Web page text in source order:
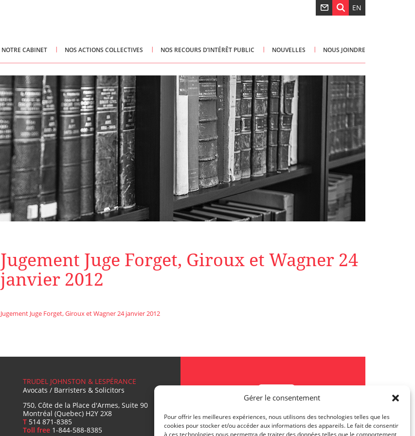
Gérer le consentement
Pour offrir les meilleures expériences, nous utilisons des technologies telles que les
cookies pour stocker et/ou accéder aux informations des appareils. Le fait de consentir
à ces technologies nous permettra de traiter des données telles que le comportement
EN
NOTRE CABINET NOS ACTIONS COLLECTIVES NOS RECOURS D’INTÉRÊT PUBLIC NOUVELLES NOUS JOINDRE
Jugement Juge Forget, Giroux et Wagner 24
janvier 2012
Jugement Juge Forget, Giroux et Wagner 24 janvier 2012
TRUDEL JOHNSTON & LESPÉRANCE
Avocats / Barristers & Solicitors
750, Côte de la Place d'Armes, Suite 90
Montréal (Quebec) H2Y 2X8
T 514 871-8385
Toll free 1-844-588-8385